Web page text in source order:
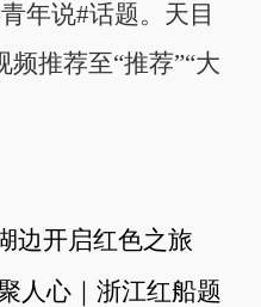
年说#话题。天目
推荐至“推荐”“大
边开启红色之旅
人心｜​浙江红船题